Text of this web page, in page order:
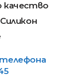
качество